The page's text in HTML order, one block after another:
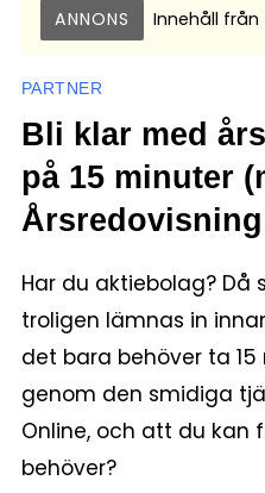
ANNONS Innehåll från
PARTNER
Bli klar med
på 15 minuter
Har du aktiebolag? Då
troligen lämnas in
det bara behöver ta
genom den smidiga
Online, och att du kan
behöver?